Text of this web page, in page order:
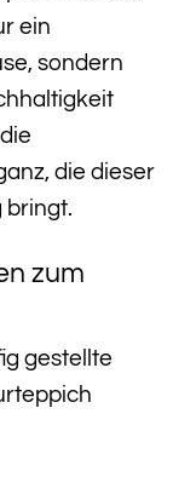
ein
sondern
die dieser
bringt.
zum
gestellte